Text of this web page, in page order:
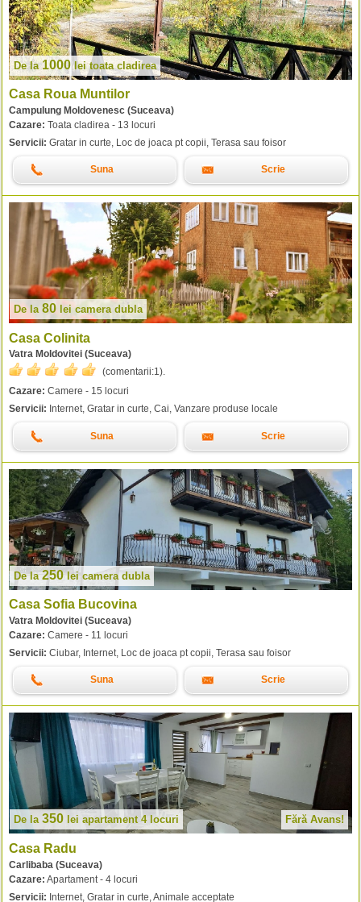
De la1000leitoata cladirea
Casa Roua Muntilor
Campulung Moldovenesc (Suceava)
Cazare: Toata cladirea - 13 locuri
Servicii: Gratar in curte, Loc de joaca pt copii, Terasa sau foisor
Suna Scrie
De la 80 leicamera dubla
Casa Colinita
Vatra Moldovitei (Suceava)
(comentarii:1).
Cazare: Camere - 15 locuri
Servicii: Internet, Gratar in curte, Cai, Vanzare produse locale
Suna Scrie
De la250leicamera dubla
Casa Sofia Bucovina
Vatra Moldovitei (Suceava)
Cazare: Camere - 11 locuri
Servicii: Ciubar, Internet, Loc de joaca pt copii, Terasa sau foisor
Suna Scrie
De la 350 lei apartament 4 locuri Fără Avans!
Casa Radu
Carlibaba (Suceava)
Cazare: Apartament - 4 locuri
Servicii: Internet, Gratar in curte, Animale acceptate